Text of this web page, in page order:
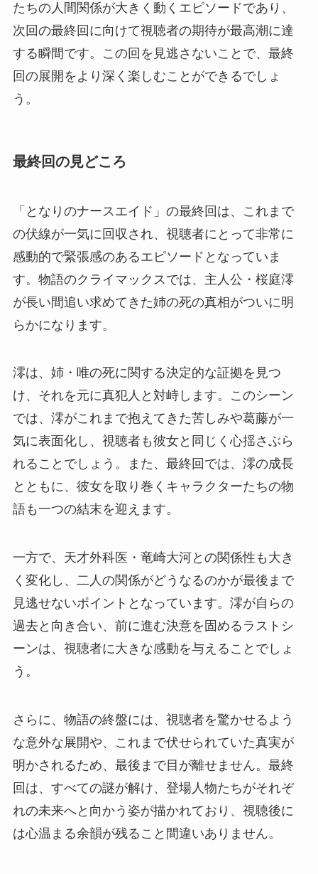
たちの人間関係が大きく動くエピソードであり、
次回の最終回に向けて視聴者の期待が最高潮に達
する瞬間です。この回を見逃さないことで、最終
回の展開をより深く楽しむことができるでしょ
う。
最終回の見どころ
「となりのナースエイド」の最終回は、これまで
の伏線が一気に回収され、視聴者にとって非常に
感動的で緊張感のあるエピソードとなっていま
す。物語のクライマックスでは、主人公・桜庭澪
が長い間追い求めてきた姉の死の真相がついに明
らかになります。
澪は、姉・唯の死に関する決定的な証拠を見つ
け、それを元に真犯人と対峙します。このシーン
では、澪がこれまで抱えてきた苦しみや葛藤が一
気に表面化し、視聴者も彼女と同じく心揺さぶら
れることでしょう。また、最終回では、澪の成長
とともに、彼女を取り巻くキャラクターたちの物
語も一つの結末を迎えます。
一方で、天才外科医・竜崎大河との関係性も大き
く変化し、二人の関係がどうなるのかが最後まで
見逃せないポイントとなっています。澪が自らの
過去と向き合い、前に進む決意を固めるラストシ
ーンは、視聴者に大きな感動を与えることでしょ
う。
さらに、物語の終盤には、視聴者を驚かせるよう
な意外な展開や、これまで伏せられていた真実が
明かされるため、最後まで目が離せません。最終
回は、すべての謎が解け、登場人物たちがそれぞ
れの未来へと向かう姿が描かれており、視聴後に
は心温まる余韻が残ること間違いありません。